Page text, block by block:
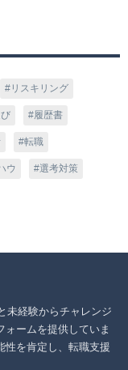
リスキリング
履歴書
転職
ウ 選考対策
未経験からチャレンジ
ォームを提供していま
性を肯定し、転職支援